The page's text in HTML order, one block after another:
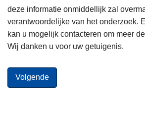
deze informatie onmiddellijk zal
verantwoordelijke van het onderzoek.
kan u mogelijk contacteren om meer
Wij danken u voor uw getuigenis.